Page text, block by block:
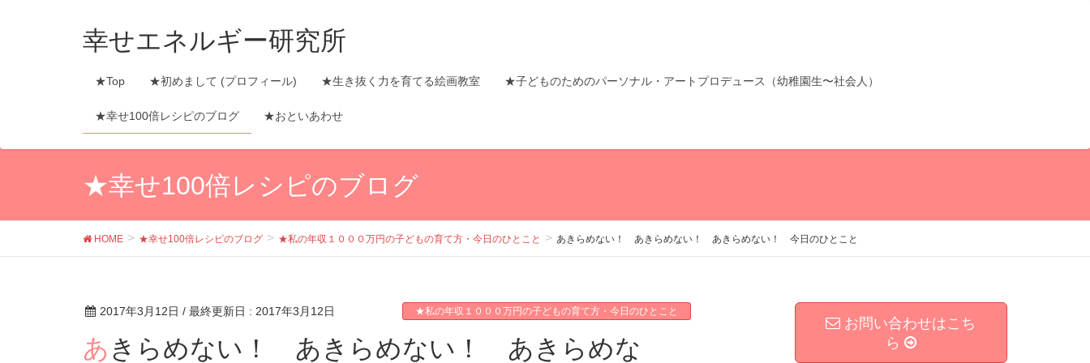
幸せエネルギー研究所
★Top ★初めまして (プロフィール) ★生き抜く力を育てる絵画教室 ★子どものためのパーソナル・アートプロデュース（幼稚園生〜社会人）
★幸せ100倍レシピのブログ ★おといあわせ
★幸せ100倍レシピのブログ
HOME ★幸せ100倍レシピのブログ ★私の年収１０００万円の子どもの育て方・今日のひとこと あきらめない！ あきらめない！ あきらめない！ 今日のひとこと
2017年3月12日 / 最終更新日 : 2017年3月12日 ★私の年収１０００万円の子どもの育て方・今日のひとこと
あきらめない！ あきらめない！ あきらめな
お問い合わせはこち
ら